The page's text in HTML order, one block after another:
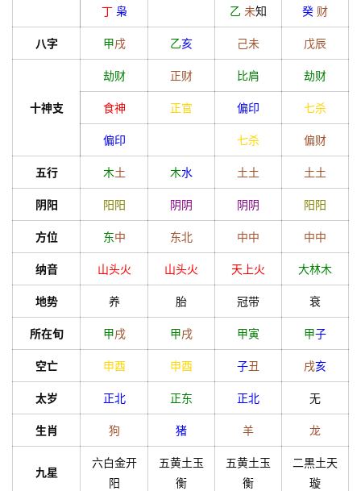
黄
丁 枭 乙 未知 癸 财
八字 甲戌 乙亥 己未 戊辰
十神支
劫财 正财 比肩 劫财
食神 正官 偏印 七杀
偏印 七杀 偏财
五行 木土 木水 土土 土土
阴阳 阳阳 阴阴 阴阴 阳阳
方位 东中 东北 中中 中中
纳音 山头火 山头火 天上火 大林木
地势 养 胎 冠带 衰
所在旬 甲戌 甲戌 甲寅 甲子
空亡 申酉 申酉 子丑 戌亥
太岁 正北 正东 正北 无
生肖 狗 猪 羊 龙
九星
六白金开
阳
五黄土玉
衡
五黄土玉
衡
二黒土天
璇